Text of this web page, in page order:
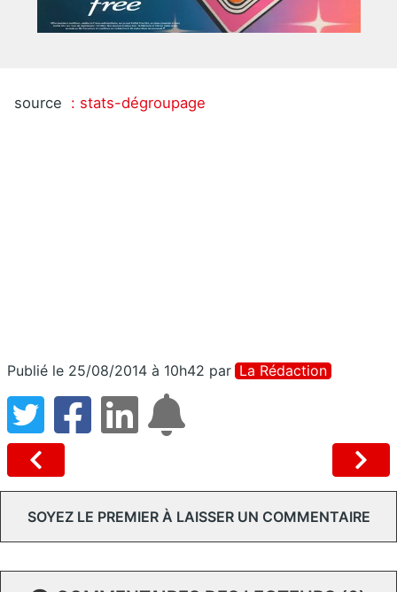
source : stats-dégroupage
Publié le 25/08/2014 à 10h42 par La Rédaction
SOYEZ LE PREMIER À LAISSER UN COMMENTAIRE